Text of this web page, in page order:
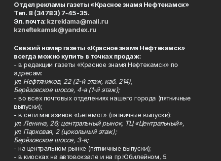
Отдел рекламы газеты «Красное знамя Нефтекамск»
Тел. 8 (34783) 7-45-35.
Эл. почта: kzreklama@mail.ru
kzneftekamsk@yandex.ru
Свежий номер газеты «Красное знамя Нефтекамск»
всегда можно купить в точках продаж:
- в редакции газеты «Красное знамя Нефтекамск» по
адресам:
ул. Нефтяников, 22 (2-й этаж, каб. 214),
Берёзовское шоссе, 4-а (1-й этаж);
- во всех почтовых отделениях нашего города (пятничные
выпуски);
- в сети магазинов «Бегемот» (пятничные выпуски):
ул. Ленина, 26; центральный рынок, ТЦ «Центральный»,
ул. Парковая, 2 (цокольный этаж);
Берёзовское шоссе, 3-в;
- на центральном рынке (пятничные выпуски);
- в киосках на автовокзале и на пр.Юбилейном, 5.